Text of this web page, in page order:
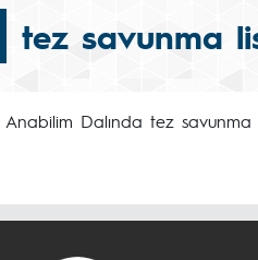
tez savunma
Anabilim Dalında tez savunma